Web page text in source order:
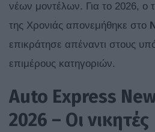
νέων μοντέλων. Για το 2026, ο
της Χρονιάς απονεμήθηκε στο
επικράτησε απέναντι στους
επιμέρους κατηγοριών.
Auto Express
2026 – Οι νικητές